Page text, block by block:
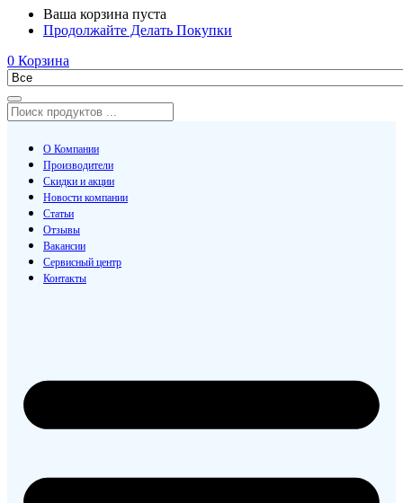
Ваша корзина пуста
Продолжайте Делать Покупки
0 Корзина
О Компании
Производители
Скидки и акции
Новости компании
Статьи
Отзывы
Вакансии
Сервисный центр
Контакты